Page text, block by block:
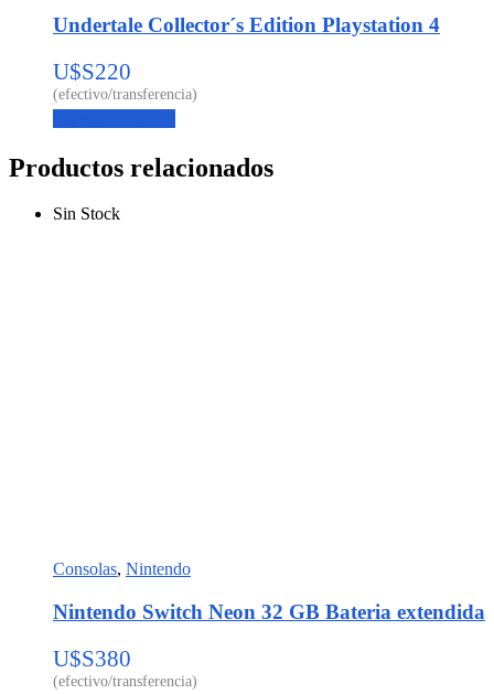
Undertale Collector´s Edition Playstation 4
U$S220
Productos relacionados
Sin Stock
Consolas, Nintendo
Nintendo Switch Neon 32 GB Bateria extendida
U$S380